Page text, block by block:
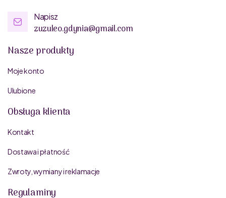
Napisz
zuzuleo.gdynia@gmail.com
Nasze produkty
Moje konto
Ulubione
Obsługa klienta
Kontakt
Dostawa i płatność
Zwroty, wymiany i reklamacje
Regulaminy